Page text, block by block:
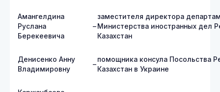
Амангелдина
Руслана
Берекеевича
–
заместителя директора
Министерства иностранных дел
Казахстан
Денисенко Анну
Владимировну
–
помощника консула Посольства
Казахстан в Украине